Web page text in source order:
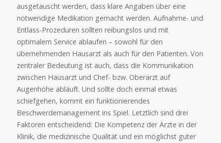
ausgetauscht werden, dass klare Angaben über eine
notwendige Medikation gemacht werden. Aufnahme- und
Entlass-Prozeduren sollten reibungslos und mit
optimalem Service ablaufen – sowohl für den
übernehmenden Hausarzt als auch für den Patienten. Von
zentraler Bedeutung ist auch, dass die Kommunikation
zwischen Hausarzt und Chef- bzw. Oberarzt auf
Augenhöhe abläuft. Und sollte doch einmal etwas
schiefgehen, kommt ein funktionierendes
Beschwerdemanagement ins Spiel. Letztlich sind drei
Faktoren entscheidend: Die Kompetenz der Ärzte in der
Klinik, die medizinische Qualität und ein möglichst guter